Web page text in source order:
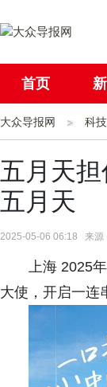
首页
社会
大众导报网 科技
五月天
五月天
2025-05-06 06:18 来源
上海 2025
大使，开启一连